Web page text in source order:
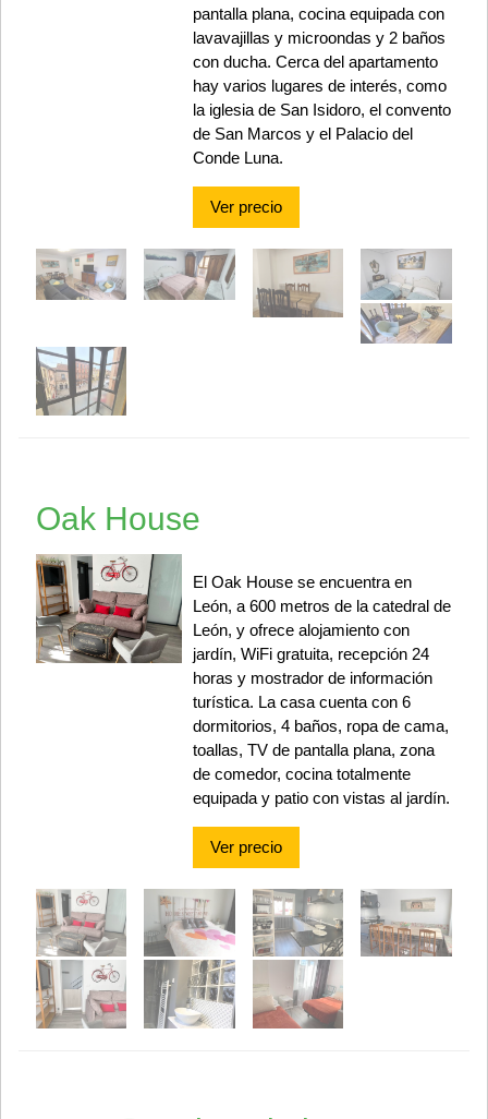
pantalla plana, cocina equipada con
lavavajillas y microondas y 2 baños
con ducha. Cerca del apartamento
hay varios lugares de interés, como
la iglesia de San Isidoro, el convento
de San Marcos y el Palacio del
Conde Luna.
Ver precio
Oak House
El Oak House se encuentra en
León, a 600 metros de la catedral de
León, y ofrece alojamiento con
jardín, WiFi gratuita, recepción 24
horas y mostrador de información
turística. La casa cuenta con 6
dormitorios, 4 baños, ropa de cama,
toallas, TV de pantalla plana, zona
de comedor, cocina totalmente
equipada y patio con vistas al jardín.
Ver precio